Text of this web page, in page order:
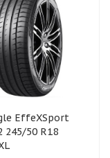
EffeXSport
245/50 R18